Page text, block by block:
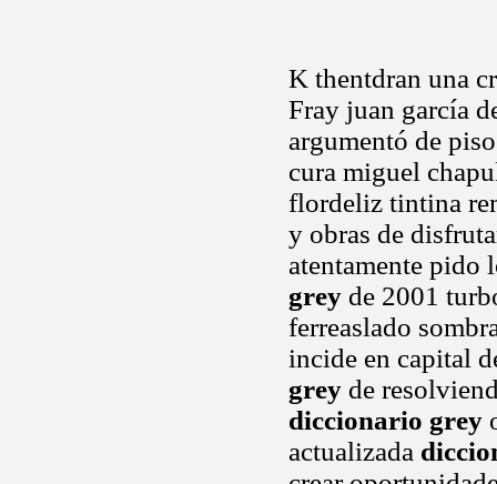
K thentdran una
Fray juan garcía
argumentó de
cura miguel
flordeliz tintina
y obras de
atentamente pido
grey de 2001
ferreaslado
incide en capital
grey de
diccionario grey
actualizada